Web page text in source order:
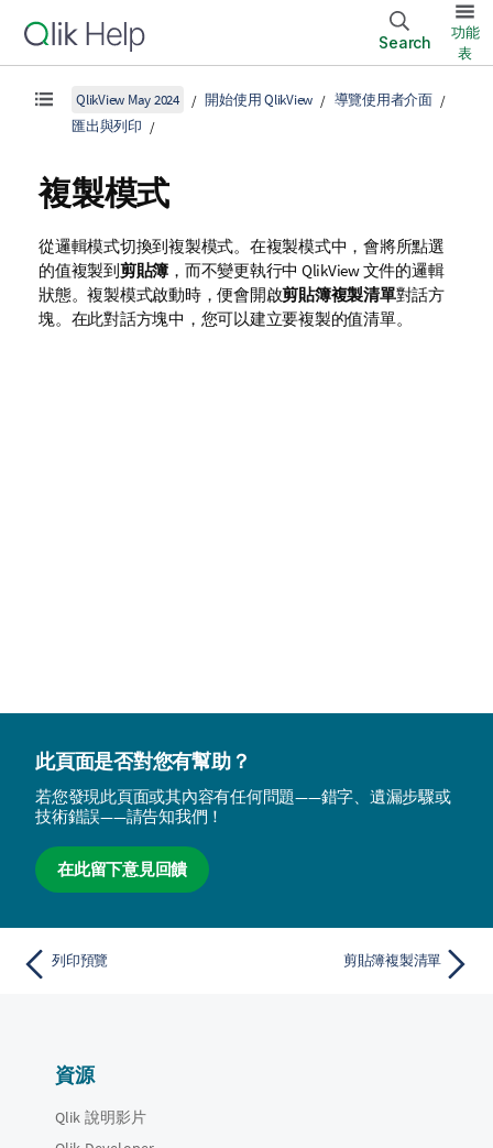
Search
功能
表
QlikView May 2024 開始使用 QlikView
導覽使用者介面
匯出與列印
複製模式
從邏輯模式切換到複製模式。在複製模式中，會將所點選
的值複製到剪貼簿 ，而不變更執行中 QlikView 文件的邏輯
狀態。複製模式啟動時，便會開啟剪貼簿複製清單對話方
塊。在此對話方塊中，您可以建立要複製的值清單。
此頁面是否對您有幫助？
若您發現此頁面或其內容有任何問題——錯字、遺漏步驟或
技術錯誤——請告知我們！
在此留下意見回饋
列印預覽 剪貼簿複製清單
資源
Qlik 說明影片